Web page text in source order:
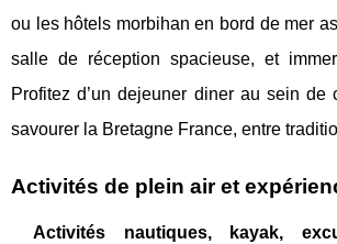
ou les hôtels morbihan en bord de mer
salle de réception spacieuse, et
Profitez d’un dejeuner diner au sein de
savourer la Bretagne France, entre
Activités de plein air et
Activités nautiques, kayak,